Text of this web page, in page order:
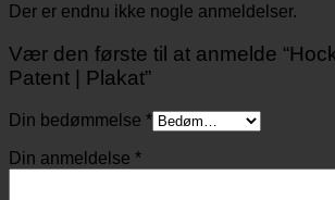
Der er endnu ikke nogle anmeldelser.
Vær den første til at anmelde
Patent | Plakat”
Din bedømmelse *
Din anmeldelse *